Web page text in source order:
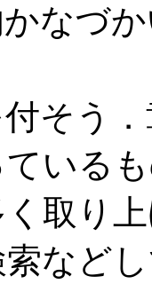
かなづ
そう
いる
取り
など